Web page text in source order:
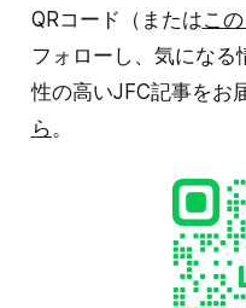
QRコード（またはこ
フォローし、気になる
性の高いJFC記事をお
ら。